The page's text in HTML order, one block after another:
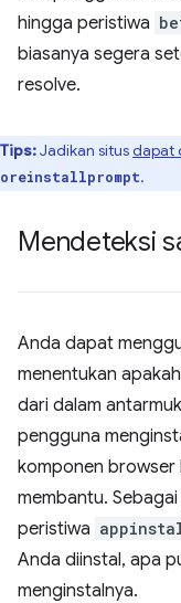
hingga peristiwa
biasanya segera
resolve.
Tips:Jadikan situsdapat
.
Mendeteksi
Anda dapat
menentukan
dari dalam
pengguna
komponen browser
membantu.
peristiwa
Anda diinstal, apa
menginstalnya.